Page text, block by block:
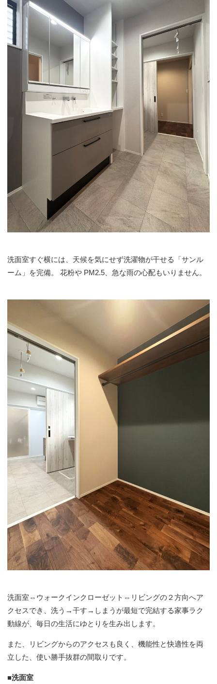
洗面室すぐ横には、天候を気にせず洗濯物が干せる「サンル
ーム」を完備。
花粉や PM2.5、急な雨の心配もいりません。
洗面室⇔ウォークインクローゼット⇔リビングの２方向へア
クセスでき、洗う→干す→しまうが最短で完結する家事ラク
動線が、毎日の生活にゆとりを生み出します。
また、リビングからのアクセスも良く、機能性と快適性を両
立した、使い勝手抜群の間取りです。
■洗面室